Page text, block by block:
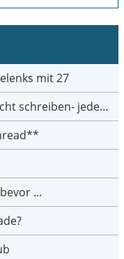
mit 27
jeder einen Satz
...